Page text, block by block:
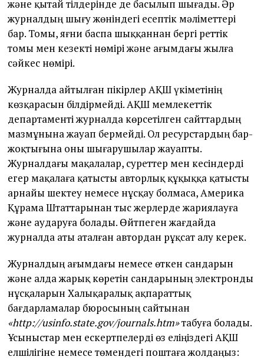
және қытай тілдерінде де басылып шығады. Әр
журналдың шығу жөніндегі есептік мәліметтері
бар. Томы, яғни баспа шыққаннан бергі реттік
томы мен кезекті нөмірі және ағымдағы жылға
сәйкес нөмірі.
Журналда айтылған пікірлер АҚШ үкіметінің
көзқарасын білдірмейді. АҚШ мемлекеттік
департаменті журналда көрсетілген сайттардың
мазмұнына жауап бермейді. Ол ресурстардың бар-
жоқтығына оны шығарушылар жауапты.
Журналдағы мақалалар, суреттер мен кесіндерді
егер мақалаға қатысты авторлық құқыққа қатысты
арнайы шектеу немесе нұсқау болмаса, Америка
Құрама Штаттарынан тыс жерлерде жариялауға
және аударуға болады. Өйтпеген жағдайда
журналда аты аталған автордан рұқсат алу керек.
Журналдың ағымдағы немесе өткен сандарын
және алда жарық көретін сандарының электронды
нұсқаларын Халықаралық ақпараттық
бағдарламалар бюросының сайтынан
«http://usinfo.state.gov/journals.htm»табуға болады.
Ұсыныстар мен ескертпелерді өз еліңіздегі АҚШ
елшілігіне немесе төмендегі поштаға жолдаңыз: